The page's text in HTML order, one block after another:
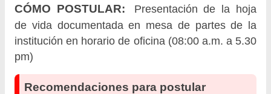
CÓMO POSTULAR:
Presentación de la hoja
de vida documentada en mesa de partes de la
institución en horario de oficina (08:00 a.m. a 5.30
pm)
Recomendaciones para postular